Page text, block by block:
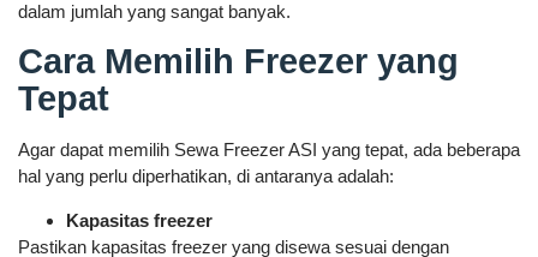
dalam jumlah yang sangat banyak.
Cara Memilih Freezer yang
Tepat
Agar dapat memilih Sewa Freezer ASI yang tepat, ada beberapa
hal yang perlu diperhatikan, di antaranya adalah:
Kapasitas freezer
Pastikan kapasitas freezer yang disewa sesuai dengan